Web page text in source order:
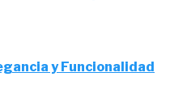
y Funcionalidad